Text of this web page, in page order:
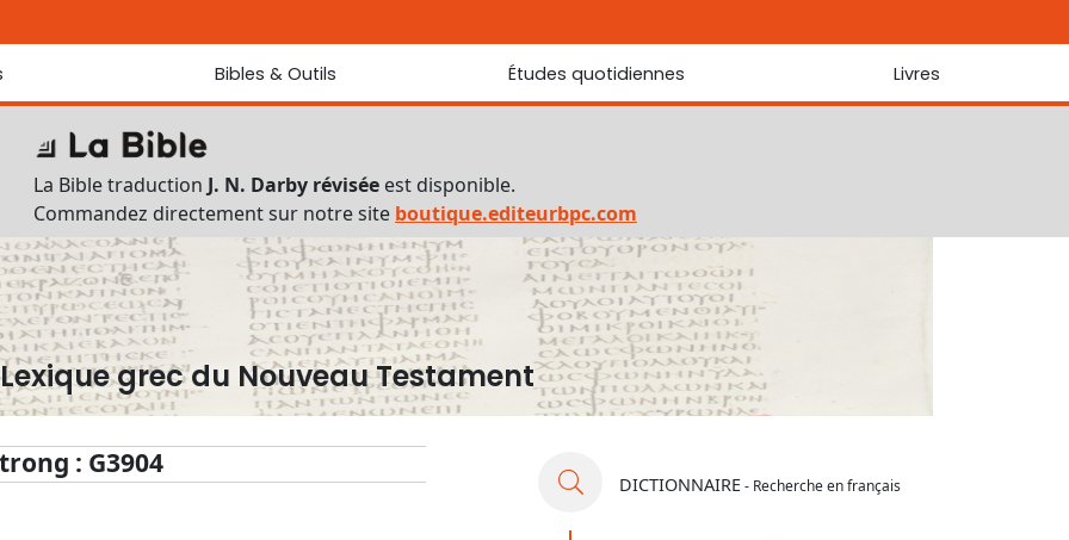
Bibles & Outils
Bibles
Traduction J. N. Darby révisée
Traduction J. N. Darby
Ancien Testament interlinéaire
Nouveau Testament interlinéaire
Outils
Dictionnaire français du Nouveau Testament
Lexique grec du Nouveau Testament
Questionnaire de connaissances du Nouveau Testament
Téléchargements
Études quotidiennes Livres
La Bible traduction J. N. Darby révisée est disponible.
Commandez directement sur notre site boutique.editeurbpc.com
Lexique grec du Nouveau Testament
: G3904
DICTIONNAIRE- Recherche en français